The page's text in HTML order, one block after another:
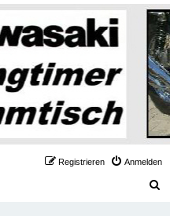
Anmelden
Registrieren